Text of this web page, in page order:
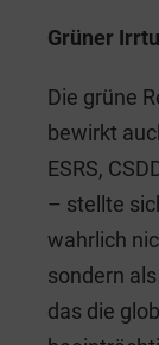
Grüner
Die grüne
bewirkt
ESRS,
– stellte
wahrlich
sondern
das die